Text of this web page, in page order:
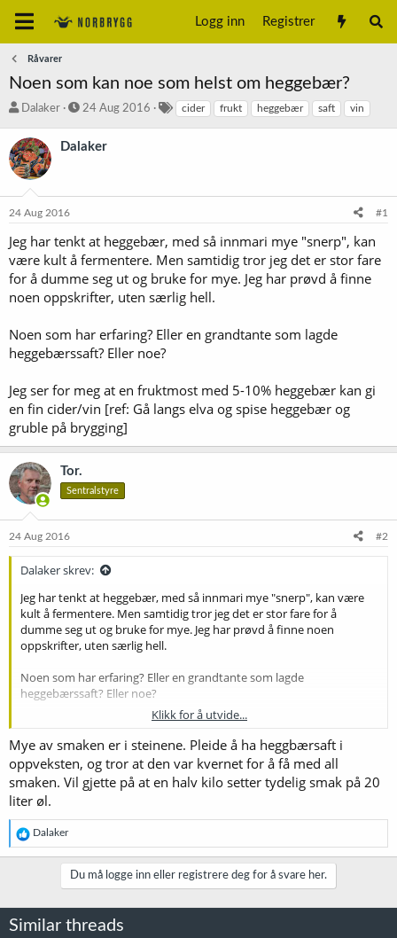
Logg inn Registrer
Råvarer
Noen som kan noe som helst om heggebær?
T
å
d
s
r
e
r
Dalaker
S
r
24 Aug 2016 cider frukt heggebær saft vin
Dalaker
24 Aug 2016 #1
Jeg har tenkt at heggebær, med så innmari mye "snerp", kan
være kult å fermentere. Men samtidig tror jeg det er stor fare
for å dumme seg ut og bruke for mye. Jeg har prøvd å finne
noen oppskrifter, uten særlig hell.
Noen som har erfaring? Eller en grandtante som lagde
heggebærssaft? Eller noe?
Jeg ser for meg at en fruktmost med 5-10% heggebær kan gi
en fin cider/vin [ref: Gå langs elva og spise heggebær og
gruble på brygging]
Tor.
Sentralstyre
24 Aug 2016 #2
Dalaker skrev:
Jeg har tenkt at heggebær, med så innmari mye "snerp", kan være
kult å fermentere. Men samtidig tror jeg det er stor fare for å
dumme seg ut og bruke for mye. Jeg har prøvd å finne noen
oppskrifter, uten særlig hell.
Noen som har erfaring? Eller en grandtante som lagde
heggebærssaft? Eller noe?
Jeg ser for meg at en fruktmost med 5-10% heggebær kan gi en fin
cider/vin [ref: Gå langs elva og spise heggebær og gruble på
brygging]
Klikk for å utvide...
Mye av smaken er i steinene. Pleide å ha heggbærsaft i
oppveksten, og tror at den var kvernet for å få med all
smaken. Vil gjette på at en halv kilo setter tydelig smak på 20
liter øl.
R
e
a
n
Dalaker
Du må logge inn eller registrere deg for å svare her.
Similar threads